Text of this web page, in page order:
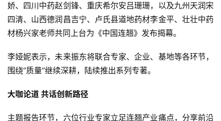
娇、四川中药赵剑锋、重庆希尔安吕珊珊，以及九州天润宋
四清、山西德润昌吉宁、卢氏县道地药材李金平、壮壮中药
材杨兴家老师共同上台为《中国连翘》发布揭幕。
李娅妮表示，未来振东将联合专家、企业、基地等各环节，
围绕“质量”继续深耕，陆续推出系列专著。
大咖论道 共话创新路径
主题报告环节，六位行业专家立足连翘产业痛点，分享前沿